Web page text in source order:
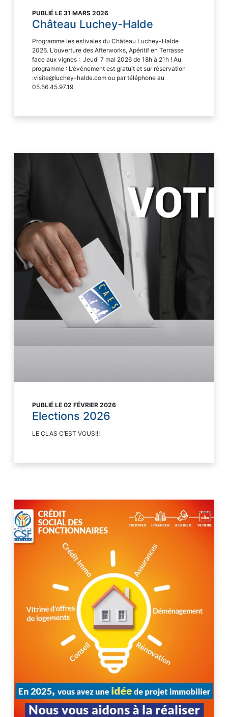
PUBLIÉ LE 31 MARS 2026
Château Luchey-Halde
Programme les estivales du Château Luchey-Halde
2026. L’ouverture des Afterworks, Apéritif en Terrasse
face aux vignes : Jeudi 7 mai 2026 de 18h à 21h ! Au
programme : L’événement est gratuit et sur réservation
:visite@luchey-halde.com ou par téléphone au
05.56.45.97.19
PUBLIÉ LE 02 FÉVRIER 2026
Elections 2026
LE CLAS C’EST VOUS!!!